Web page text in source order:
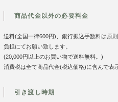
商品代金以外の必要料金
送料(全国一律600円)、銀行振込手数料は原
負担にてお願い致します。
(20,000円以上のお買い物で送料無料。)
消費税は全て商品代金(税込価格)に含んで表
引き渡し時期